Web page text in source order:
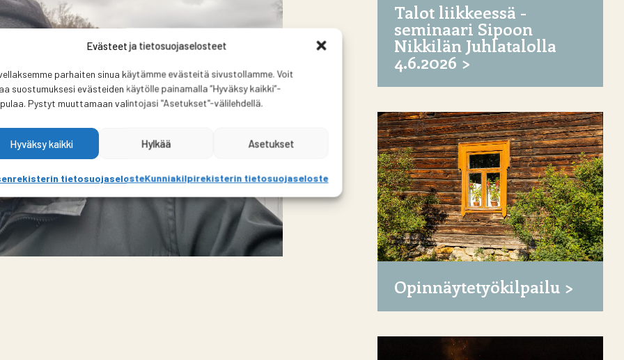
Evästeet ja tietosuojaselosteet
parhaiten sinua käytämme evästeitä sivustollamme. Voit
suostumuksesi evästeiden käytölle painamalla ”Hyväksy kaikki”-
Pystyt muuttamaan valintojasi "Asetukset"-välilehdellä.
Hyväksy kaikki Hylkää Asetukset
tietosuojaselosteKunniakilpirekisterin tietosuojaseloste
Talot liikkeessä -
seminaari Sipoon
Nikkilän Juhlatalolla
4.6.2026
Opinnäytetyökilpailu